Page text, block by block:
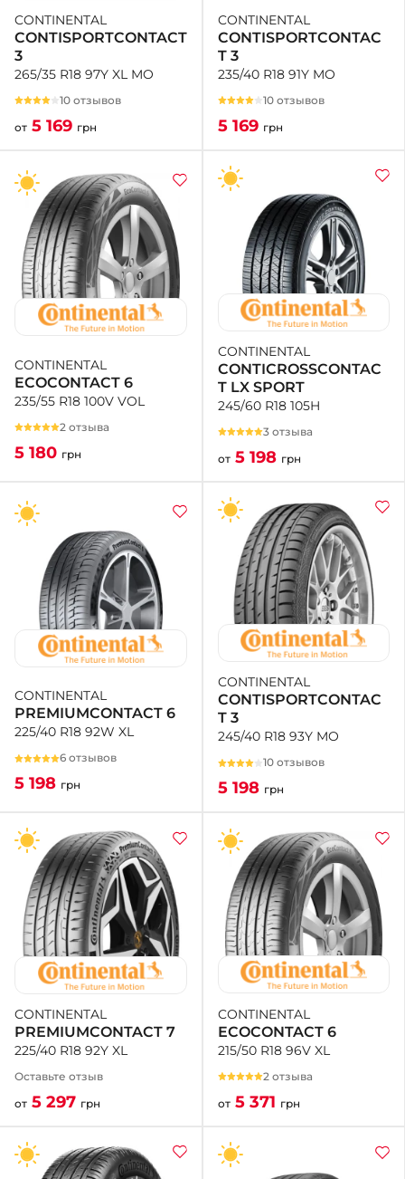
CONTINENTAL
CONTISPORTCONTACT
3
265/35 R18 97Y XL MO
10 отзывов
от 5 169 грн
CONTINENTAL
CONTISPORTCONTAC
T 3
235/40 R18 91Y MO
10 отзывов
5 169 грн
CONTINENTAL
ECOCONTACT 6
235/55 R18 100V VOL
2 отзыва
5 180 грн
CONTINENTAL
CONTICROSSCONTAC
T LX SPORT
245/60 R18 105H
3 отзыва
от 5 198 грн
CONTINENTAL
PREMIUMCONTACT 6
225/40 R18 92W XL
6 отзывов
5 198 грн
CONTINENTAL
CONTISPORTCONTAC
T 3
245/40 R18 93Y MO
10 отзывов
5 198 грн
CONTINENTAL
PREMIUMCONTACT 7
225/40 R18 92Y XL
Оставьте отзыв
от 5 297 грн
CONTINENTAL
ECOCONTACT 6
215/50 R18 96V XL
2 отзыва
от 5 371 грн